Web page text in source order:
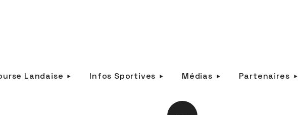
Landaise Infos Sportives Médias Partenaires